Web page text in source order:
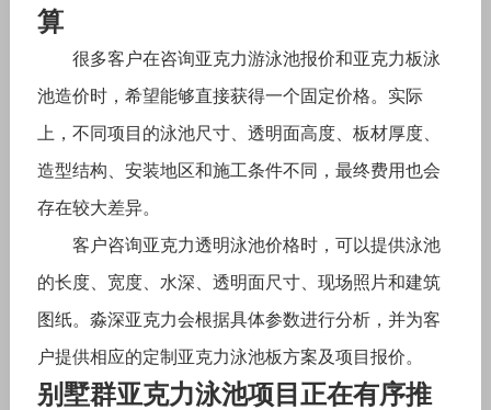
算
很多客户在咨询亚克力游泳池报价和亚克力板泳
池造价时，希望能够直接获得一个固定价格。实际
上，不同项目的泳池尺寸、透明面高度、板材厚度、
造型结构、安装地区和施工条件不同，最终费用也会
存在较大差异。
客户咨询亚克力透明泳池价格时，可以提供泳池
的长度、宽度、水深、透明面尺寸、现场照片和建筑
图纸。淼深亚克力会根据具体参数进行分析，并为客
户提供相应的定制亚克力泳池板方案及项目报价。
别墅群亚克力泳池项目正在有序推